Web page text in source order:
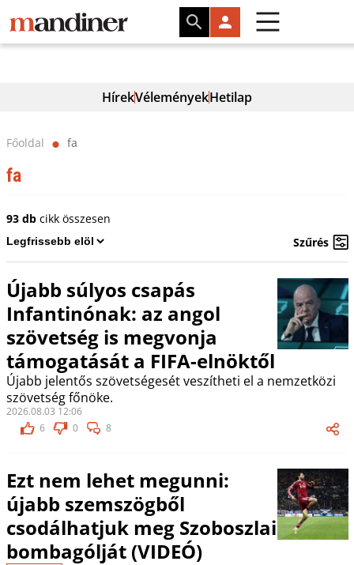
HírekVéleményekHetilap
Főoldal ⬤ fa
fa
93 dbcikk összesen
Szűrés
Újabb súlyos csapás
Infantinónak: az angol
szövetség is megvonja
támogatását a FIFA-elnöktől
Újabb jelentős szövetségesét veszítheti el a nemzetközi
szövetség főnöke.
2026.08.03 12:06
6
0 8
Ezt nem lehet megunni:
újabb szemszögből
csodálhatjuk meg Szoboszlai
bombagólját (VIDEÓ)